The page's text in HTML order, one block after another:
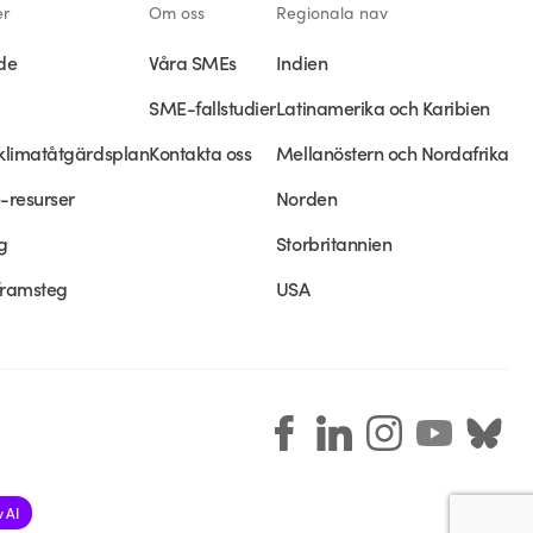
resurser
Om oss
Våra SMEs
SME-fallstudier
Kontakta oss
Regionala nav
Indien
Latinamerika och Karibien
Mellanöstern och Nordafrika
Norden
Storbritannien
USA
AI